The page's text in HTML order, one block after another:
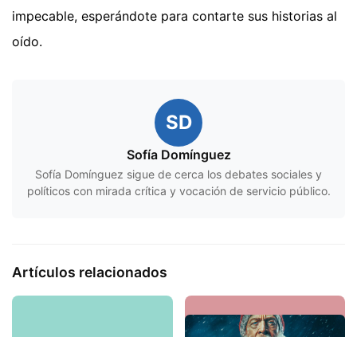
impecable, esperándote para contarte sus historias al
oído.
SD
Sofía Domínguez
Sofía Domínguez sigue de cerca los debates sociales y
políticos con mirada crítica y vocación de servicio público.
Artículos relacionados